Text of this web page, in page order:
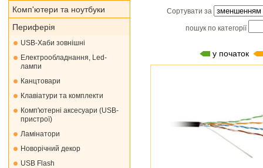
Комп'ютери та ноутбуки
Периферія
USB-Хаби зовнішні
Електрообладнання, Led-
лампи
Канцтовари
Клавіатури та комплекти
Комп'ютерні аксесуари (USB-
пристрої)
Ламінатори
Новорічний декор
USB Flash
Сортувати за
пошук по категорії
у початок